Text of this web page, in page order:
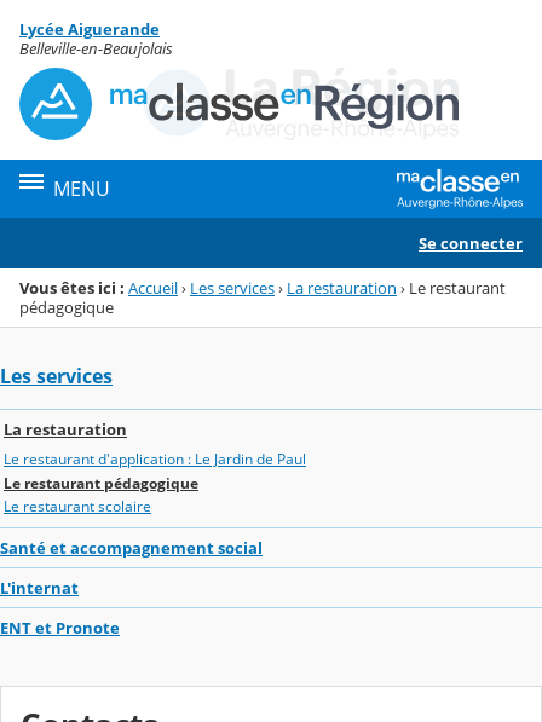
Menu de la rubrique
Contenu
Lycée Aiguerande
Belleville-en-Beaujolais
MENU
Se connecter
Vous êtes ici : Accueil› Les services› La restauration › Le restaurant
pédagogique
Les services
La restauration
Le restaurant d'application : Le Jardin de Paul
Le restaurant pédagogique
Le restaurant scolaire
Santé et accompagnement social
L'internat
ENT et Pronote